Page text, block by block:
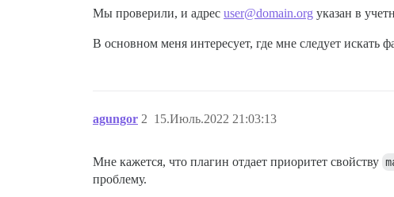
Мы проверили, и адрес user@domain.org указан в
В основном меня интересует, где мне следует
agungor 15.Июль.2022 21:03:13
2
Мне кажется, что плагин отдает приоритет свойству
проблему.